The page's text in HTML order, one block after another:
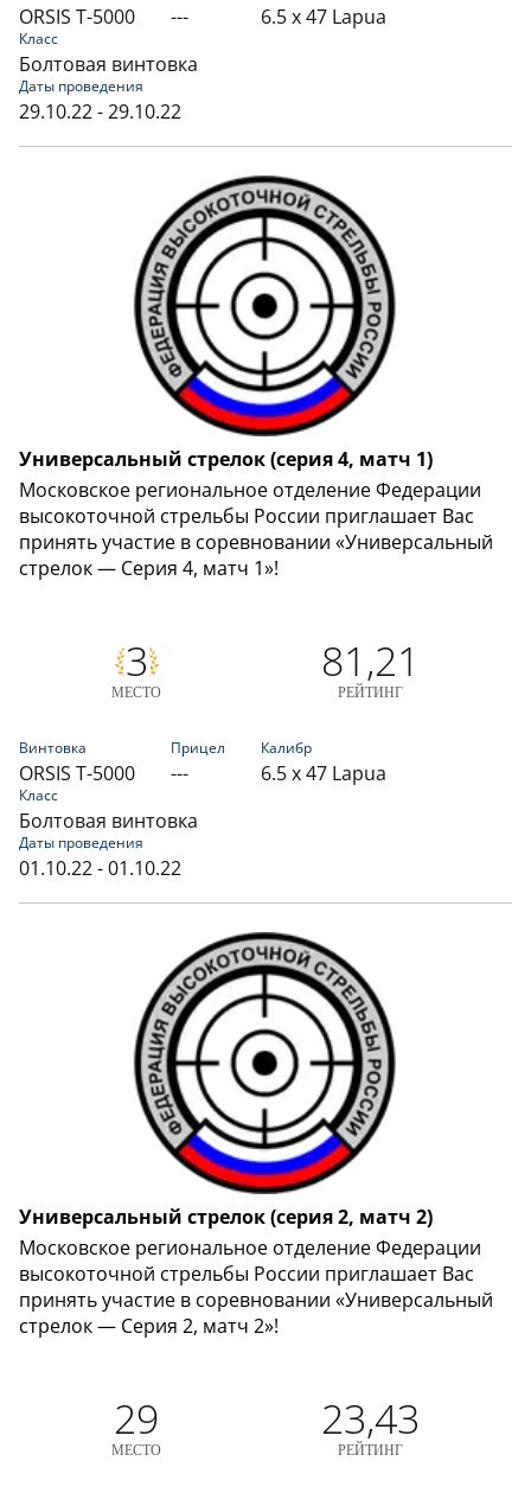
ORSIS T-5000 --- 6.5 x 47 Lapua
Класс
Болтовая винтовка
Даты проведения
29.10.22 - 29.10.22
Универсальный стрелок (серия 4, матч 1)
Московское региональное отделение Федерации
высокоточной стрельбы России приглашает Вас
принять участие в соревновании «Универсальный
стрелок — Серия 4, матч 1»!
3
МЕСТО
81,21
РЕЙТИНГ
Винтовка
ORSIS T-5000
Прицел
---
Калибр
6.5 x 47 Lapua
Класс
Болтовая винтовка
Даты проведения
01.10.22 - 01.10.22
Универсальный стрелок (серия 2, матч 2)
Московское региональное отделение Федерации
высокоточной стрельбы России приглашает Вас
принять участие в соревновании «Универсальный
стрелок — Серия 2, матч 2»!
29
МЕСТО
23,43
РЕЙТИНГ